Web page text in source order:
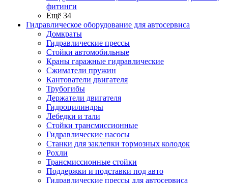
фитинги
Ещё 34
Гидравлическое оборудование для автосервиса
Домкраты
Гидравлические прессы
Стойки автомобильные
Краны гаражные гидравлические
Сжиматели пружин
Кантователи двигателя
Трубогибы
Держатели двигателя
Гидроцилиндры
Лебедки и тали
Стойки трансмиссионные
Гидравлические насосы
Cтанки для заклепки тормозных колодок
Рохли
Трансмиссионные стойки
Поддержки и подставки под авто
Гидравлические прессы для автосервиса